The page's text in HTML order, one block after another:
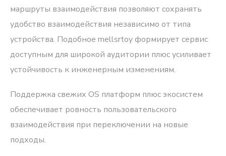
маршруты взаимодействия позволяют сохранять
удобство взаимодействия независимо от типа
устройства. Подобное mellsrtoy формирует сервис
доступным для широкой аудитории плюс усиливает
устойчивость к инженерным изменениям.
Поддержка свежих OS платформ плюс экосистем
обеспечивает ровность пользовательского
взаимодействия при переключении на новые
подходы.